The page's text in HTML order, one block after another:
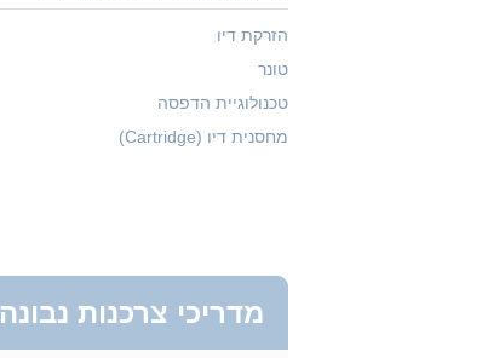
הזרקת דיו
טונר
טכנולוגיית הדפסה
מחסנית דיו (Cartridge)
מדריכי צרכנות נבונה